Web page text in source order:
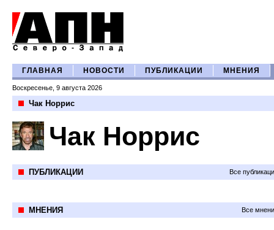
ГЛАВНАЯ НОВОСТИ ПУБЛИКАЦИИ МНЕНИЯ
Воскресенье, 9 августа 2026
Чак Норрис
Чак Норрис
ПУБЛИКАЦИИ Все
МНЕНИЯ Все